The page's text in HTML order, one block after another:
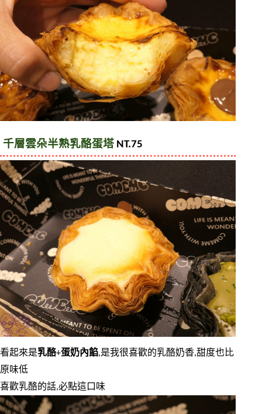
千層雲朵半熟乳酪蛋塔 NT.75
看起來是乳酪+蛋奶內餡,是我很喜歡的乳酪奶香,甜度也比
原味低
喜歡乳酪的話,必點這口味